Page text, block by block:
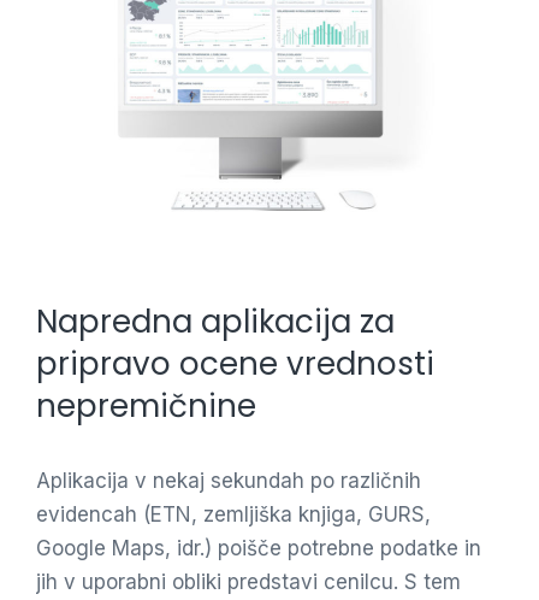
Napredna aplikacija za
pripravo ocene vrednosti
nepremičnine
Aplikacija v nekaj sekundah po različnih
evidencah (ETN, zemljiška knjiga, GURS,
Google Maps, idr.) poišče potrebne podatke in
jih v uporabni obliki predstavi cenilcu. S tem